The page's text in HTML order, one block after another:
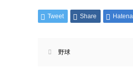
Tweet Share Hatena
野球